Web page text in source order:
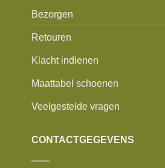
Bezorgen
Retouren
Klacht indienen
Maattabel schoenen
Veelgestelde vragen
CONTACTGEGEVENS